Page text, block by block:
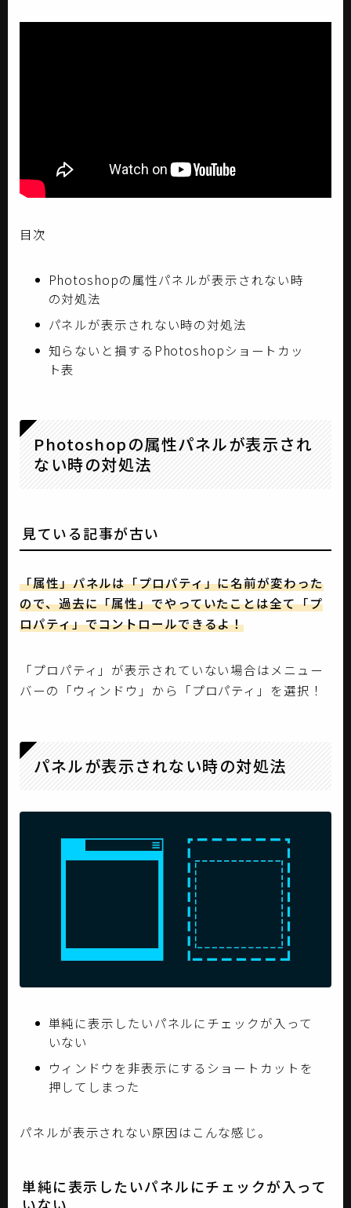
目次
Photoshopの属性パネルが表示されない時
の対処法
パネルが表示されない時の対処法
知らないと損するPhotoshopショートカッ
ト表
Photoshopの属性パネルが表示され
ない時の対処法
見ている記事が古い
「属性」パネルは「プロパティ」に名前が変わった
ので、過去に「属性」でやっていたことは全て「プ
ロパティ」でコントロールできるよ！
「プロパティ」が表示されていない場合はメニュー
バーの「ウィンドウ」から「プロパティ」を選択！
パネルが表示されない時の対処法
単純に表示したいパネルにチェックが入って
いない
ウィンドウを非表示にするショートカットを
押してしまった
パネルが表示されない原因はこんな感じ。
単純に表示したいパネルにチェックが入って